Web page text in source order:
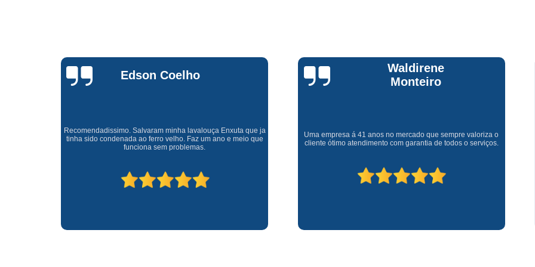
Assistencia Tecnica
Assistencia Tecnica Forno Microondas
Conserto de Maquina de Lavar
Conserto Maquina de Lavar
Conserto Maquina Lavar Roupa
Waldirene
Monteiro
Uma empresa á 41 anos no mercado que sempre valoriza o
cliente ótimo atendimento com garantia de todos o serviços.
Claúdia
Andrullis
telefônico (q hj infelizmente é um problema), e a eficiência do
técnico Sr Henrique na solução do problema da minha lava e
seca q minha família não vive mais sem. #recomendo os